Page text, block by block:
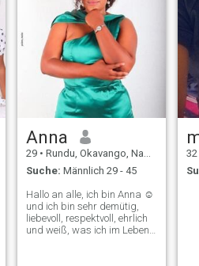
Anna
29 • Rundu, Okavango, Namibia
Suche: Männlich 29 - 45
Hallo an alle, ich bin Anna ☺️
und ich bin sehr demütig,
liebevoll, respektvoll, ehrlich
und weiß, was ich im Leben
32